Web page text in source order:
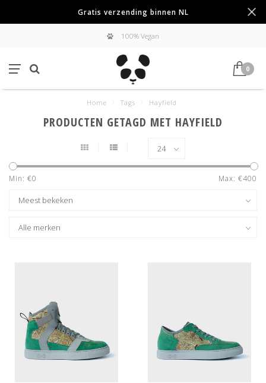
Gratis verzending binnen NL
100% Vegan
0
Home Tags Hayfield
PRODUCTEN GETAGD MET HAYFIELD
Min: €0 Max: €400